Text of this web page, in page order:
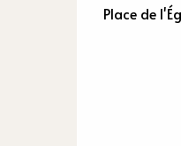
Place de